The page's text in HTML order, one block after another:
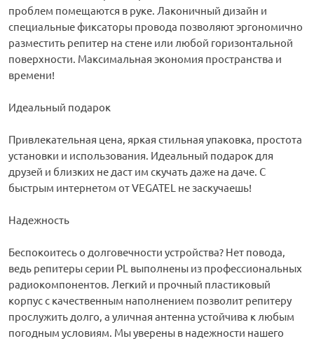
проблем помещаются в руке. Лаконичный дизайн и
специальные фиксаторы провода позволяют эргономично
разместить репитер на стене или любой горизонтальной
поверхности. Максимальная экономия пространства и
времени!
Идеальный подарок
Привлекательная цена, яркая стильная упаковка, простота
установки и использования. Идеальный подарок для
друзей и близких не даст им скучать даже на даче. С
быстрым интернетом от VEGATEL не заскучаешь!
Надежность
Беспокоитесь о долговечности устройства? Нет повода,
ведь репитеры серии PL выполнены из профессиональных
радиокомпонентов. Легкий и прочный пластиковый
корпус с качественным наполнением позволит репитеру
прослужить долго, а уличная антенна устойчива к любым
погодным условиям. Мы уверены в надежности нашего